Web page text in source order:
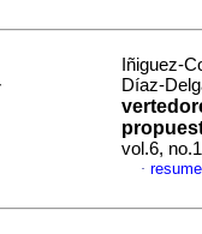
Iñiguez-
Díaz-
vol.6,
·